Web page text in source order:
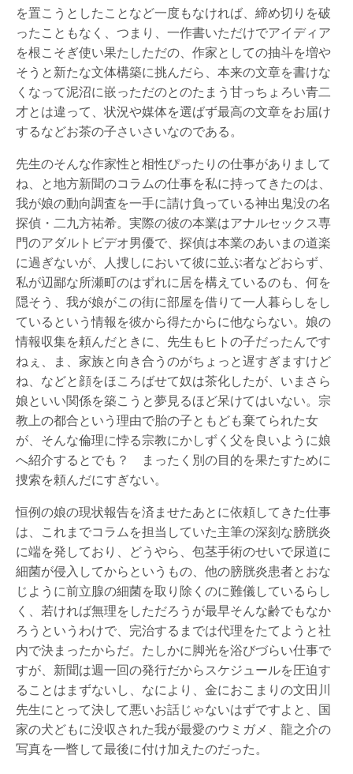
を置こうとしたことなど一度もなければ、締め切りを破
ったこともなく、つまり、一作書いただけでアイディア
を根こそぎ使い果たしただの、作家としての抽斗を増や
そうと新たな文体構築に挑んだら、本来の文章を書けな
くなって泥沼に嵌っただのとのたまう甘っちょろい青二
才とは違って、状況や媒体を選ばず最高の文章をお届け
するなどお茶の子さいさいなのである。
先生のそんな作家性と相性ぴったりの仕事がありまして
ね、と地方新聞のコラムの仕事を私に持ってきたのは、
我が娘の動向調査を一手に請け負っている神出鬼没の名
探偵・二九方祐希。実際の彼の本業はアナルセックス専
門のアダルトビデオ男優で、探偵は本業のあいまの道楽
に過ぎないが、人捜しにおいて彼に並ぶ者などおらず、
私が辺鄙な所瀬町のはずれに居を構えているのも、何を
隠そう、我が娘がこの街に部屋を借りて一人暮らしをし
ているという情報を彼から得たからに他ならない。娘の
情報収集を頼んだときに、先生もヒトの子だったんです
ねぇ、ま、家族と向き合うのがちょっと遅すぎますけど
ね、などと顔をほころばせて奴は茶化したが、いまさら
娘といい関係を築こうと夢見るほど呆けてはいない。宗
教上の都合という理由で胎の子ともども棄てられた女
が、そんな倫理に悖る宗教にかしずく父を良いように娘
へ紹介するとでも？ まったく別の目的を果たすために
捜索を頼んだにすぎない。
恒例の娘の現状報告を済ませたあとに依頼してきた仕事
は、これまでコラムを担当していた主筆の深刻な膀胱炎
に端を発しており、どうやら、包茎手術のせいで尿道に
細菌が侵入してからというもの、他の膀胱炎患者とおな
じように前立腺の細菌を取り除くのに難儀しているらし
く、若ければ無理をしただろうが最早そんな齢でもなか
ろうというわけで、完治するまでは代理をたてようと社
内で決まったからだ。たしかに脚光を浴びづらい仕事で
すが、新聞は週一回の発行だからスケジュールを圧迫す
ることはまずないし、なにより、金におこまりの文田川
先生にとって決して悪いお話じゃないはずですよと、国
家の犬どもに没収された我が最愛のウミガメ、龍之介の
写真を一瞥して最後に付け加えたのだった。